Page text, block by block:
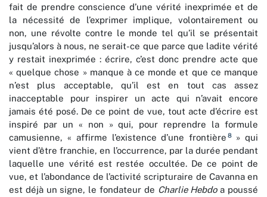
fait de prendre conscience d’une vérité inexprimée et de
la nécessité de l’exprimer implique, volontairement ou
non, une révolte contre le monde tel qu’il se présentait
jusqu’alors à nous, ne serait-ce que parce que ladite vérité
y restait inexprimée : écrire, c’est donc prendre acte que
« quelque chose » manque à ce monde et que ce manque
n’est plus acceptable, qu’il est en tout cas assez
inacceptable pour inspirer un acte qui n’avait encore
jamais été posé. De ce point de vue, tout acte d’écrire est
inspiré par un « non » qui, pour reprendre la formule
camusienne, « affirme l’existence d’une frontière 8» qui
vient d’être franchie, en l’occurrence, par la durée pendant
laquelle une vérité est restée occultée. De ce point de
vue, et l’abondance de l’activité scripturaire de Cavanna en
est déjà un signe, le fondateur de Charlie Hebdoa poussé